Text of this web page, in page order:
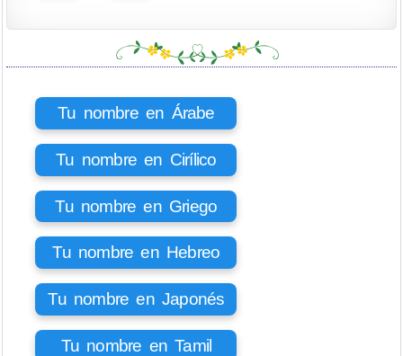
Tu nombre en Árabe
Tu nombre en Cirílico
Tu nombre en Griego
Tu nombre en Hebreo
Tu nombre en Japonés
Tu nombre en Tamil